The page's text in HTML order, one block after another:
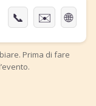
📞 ✉️ 🌐
Prima di fare